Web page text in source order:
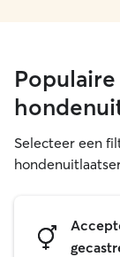
Selecteer een